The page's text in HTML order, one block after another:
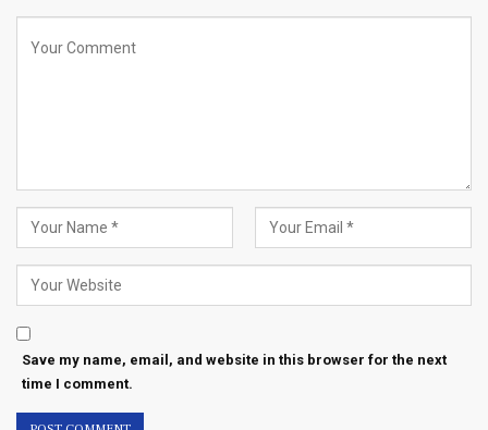
Save my name, email, and website in this browser for the next
time I comment.